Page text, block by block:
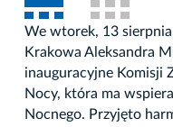
We wtorek, 13
Krakowa Aleksandra
inauguracyjne Komisji
Nocy, która ma
Nocnego. Przyjęto